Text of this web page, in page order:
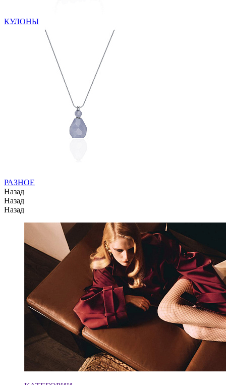
КУЛОНЫ
РАЗНОЕ
Назад
Назад
Назад